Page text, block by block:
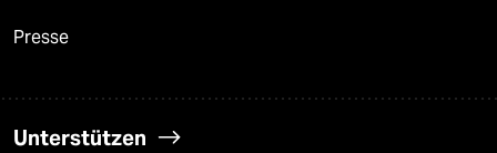
Presse
Unterstützen